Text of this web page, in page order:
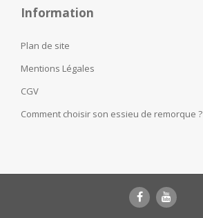
Information
Plan de site
Mentions Légales
CGV
Comment choisir son essieu de remorque ?